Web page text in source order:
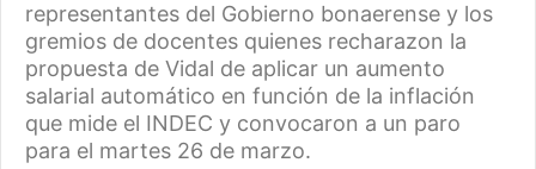
representantes del Gobierno bonaerense y los
gremios de docentes quienes recharazon la
propuesta de Vidal de aplicar un aumento
salarial automático en función de la inflación
que mide el INDEC y convocaron a un paro
para el martes 26 de marzo.